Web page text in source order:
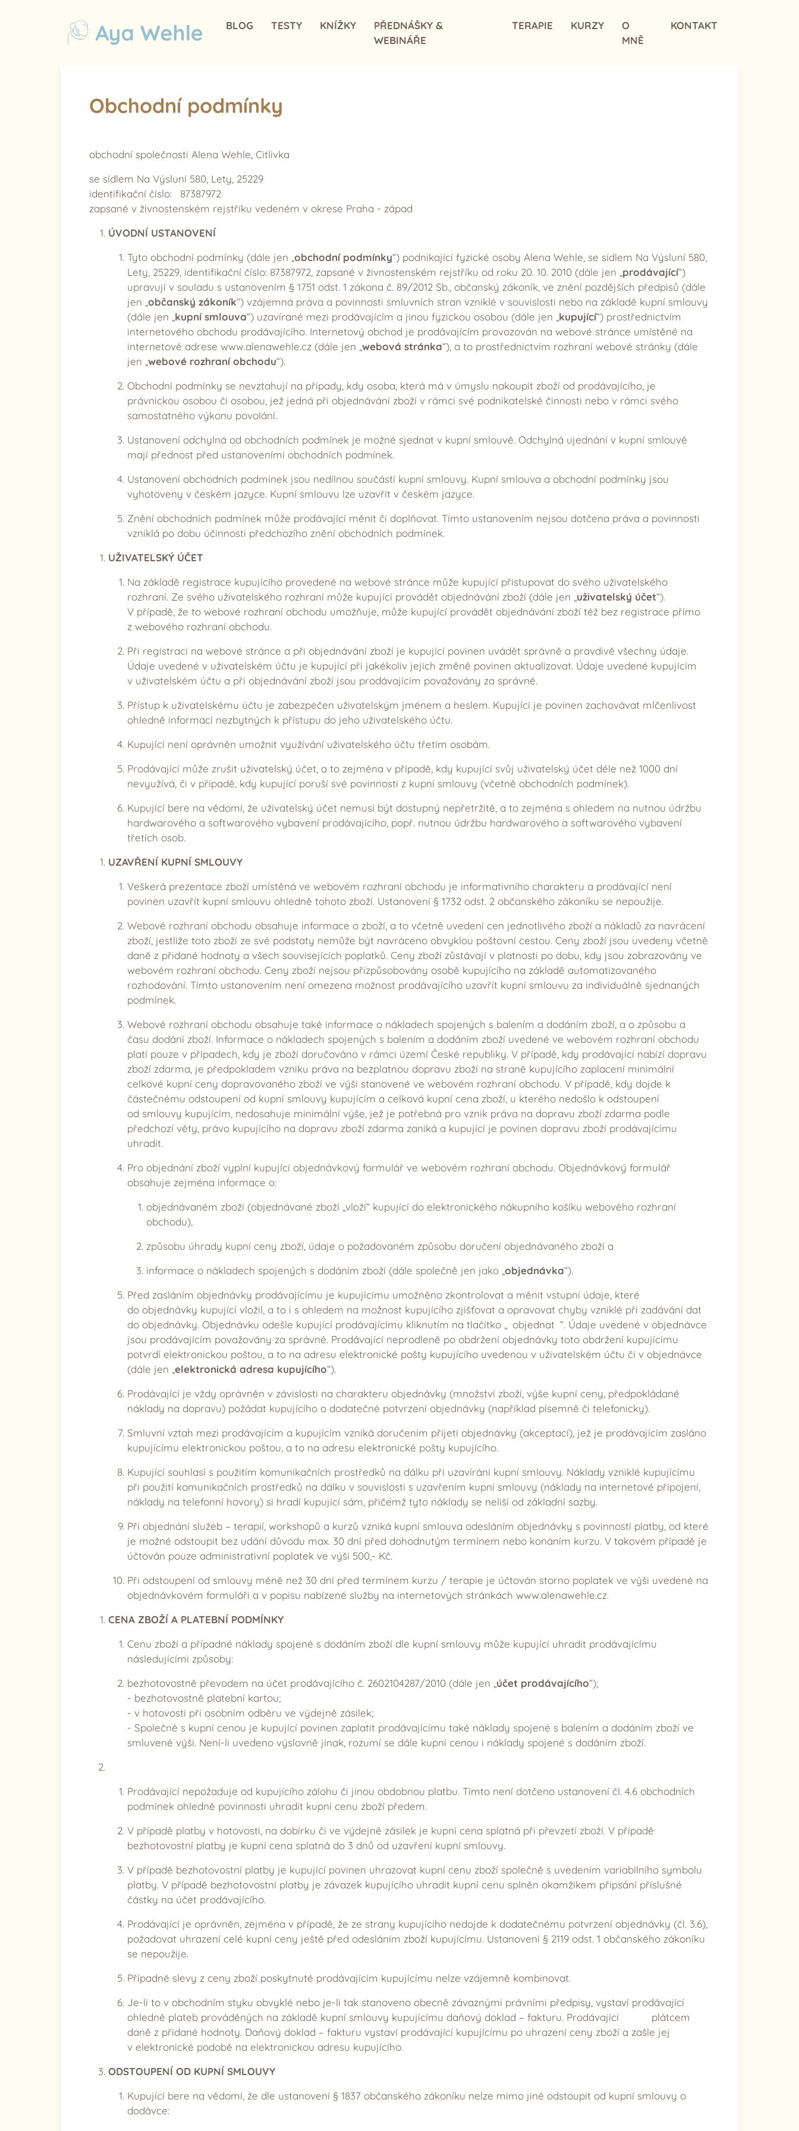
BLOG TESTY KNÍŽKY
PŘEDNÁŠKY &
WEBINÁŘE
TERAPIE KURZY
O
MNĚ
KONTAKT
Obchodní podmínky
obchodní společnosti Alena Wehle, Citlivka
se sídlem Na Výsluní 580, Lety, 25229
identifikační číslo: 87387972
zapsané v živnostenském rejstříku vedeném v okrese Praha - západ
ÚVODNÍ USTANOVENÍ
Tyto obchodní podmínky (dále jen „ obchodní podmínky“) podnikající fyzické osoby Alena Wehle, se sídlem Na Výsluní 580,
Lety, 25229, identifikační číslo: 87387972, zapsané v živnostenském rejstříku od roku 20. 10. 2010 (dále jen „ prodávající“)
upravují v souladu s ustanovením § 1751 odst. 1 zákona č. 89/2012 Sb., občanský zákoník, ve znění pozdějších předpisů (dále
jen „ občanský zákoník“) vzájemná práva a povinnosti smluvních stran vzniklé v souvislosti nebo na základě kupní smlouvy
(dále jen „ kupní smlouva“) uzavírané mezi prodávajícím a jinou fyzickou osobou (dále jen „ kupující“) prostřednictvím
internetového obchodu prodávajícího. Internetový obchod je prodávajícím provozován na webové stránce umístěné na
internetové adrese www.alenawehle.cz (dále jen „ webová stránka“), a to prostřednictvím rozhraní webové stránky (dále
jen „ webové rozhraní obchodu“).
Obchodní podmínky se nevztahují na případy, kdy osoba, která má v úmyslu nakoupit zboží od prodávajícího, je
právnickou osobou či osobou, jež jedná při objednávání zboží v rámci své podnikatelské činnosti nebo v rámci svého
samostatného výkonu povolání.
Ustanovení odchylná od obchodních podmínek je možné sjednat v kupní smlouvě. Odchylná ujednání v kupní smlouvě
mají přednost před ustanoveními obchodních podmínek.
Ustanovení obchodních podmínek jsou nedílnou součástí kupní smlouvy. Kupní smlouva a obchodní podmínky jsou
vyhotoveny v českém jazyce. Kupní smlouvu lze uzavřít v českém jazyce.
Znění obchodních podmínek může prodávající měnit či doplňovat. Tímto ustanovením nejsou dotčena práva a povinnosti
vzniklá po dobu účinnosti předchozího znění obchodních podmínek.
UŽIVATELSKÝ ÚČET
Na základě registrace kupujícího provedené na webové stránce může kupující přistupovat do svého uživatelského
rozhraní. Ze svého uživatelského rozhraní může kupující provádět objednávání zboží (dále jen „ uživatelský účet“).
V případě, že to webové rozhraní obchodu umožňuje, může kupující provádět objednávání zboží též bez registrace přímo
z webového rozhraní obchodu.
Při registraci na webové stránce a při objednávání zboží je kupující povinen uvádět správně a pravdivě všechny údaje.
Údaje uvedené v uživatelském účtu je kupující při jakékoliv jejich změně povinen aktualizovat. Údaje uvedené kupujícím
v uživatelském účtu a při objednávání zboží jsou prodávajícím považovány za správné.
Přístup k uživatelskému účtu je zabezpečen uživatelským jménem a heslem. Kupující je povinen zachovávat mlčenlivost
ohledně informací nezbytných k přístupu do jeho uživatelského účtu.
Kupující není oprávněn umožnit využívání uživatelského účtu třetím osobám.
Prodávající může zrušit uživatelský účet, a to zejména v případě, kdy kupující svůj uživatelský účet déle než 1000 dní
nevyužívá, či v případě, kdy kupující poruší své povinnosti z kupní smlouvy (včetně obchodních podmínek).
Kupující bere na vědomí, že uživatelský účet nemusí být dostupný nepřetržitě, a to zejména s ohledem na nutnou údržbu
hardwarového a softwarového vybavení prodávajícího, popř. nutnou údržbu hardwarového a softwarového vybavení
třetích osob.
UZAVŘENÍ KUPNÍ SMLOUVY
Veškerá prezentace zboží umístěná ve webovém rozhraní obchodu je informativního charakteru a prodávající není
povinen uzavřít kupní smlouvu ohledně tohoto zboží. Ustanovení § 1732 odst. 2 občanského zákoníku se nepoužije.
Webové rozhraní obchodu obsahuje informace o zboží, a to včetně uvedení cen jednotlivého zboží a nákladů za navrácení
zboží, jestliže toto zboží ze své podstaty nemůže být navráceno obvyklou poštovní cestou. Ceny zboží jsou uvedeny včetně
daně z přidané hodnoty a všech souvisejících poplatků. Ceny zboží zůstávají v platnosti po dobu, kdy jsou zobrazovány ve
webovém rozhraní obchodu. Ceny zboží nejsou přizpůsobovány osobě kupujícího na základě automatizovaného
rozhodování. Tímto ustanovením není omezena možnost prodávajícího uzavřít kupní smlouvu za individuálně sjednaných
podmínek.
Webové rozhraní obchodu obsahuje také informace o nákladech spojených s balením a dodáním zboží, a o způsobu a
času dodání zboží. Informace o nákladech spojených s balením a dodáním zboží uvedené ve webovém rozhraní obchodu
platí pouze v případech, kdy je zboží doručováno v rámci území České republiky. V případě, kdy prodávající nabízí dopravu
zboží zdarma, je předpokladem vzniku práva na bezplatnou dopravu zboží na straně kupujícího zaplacení minimální
celkové kupní ceny dopravovaného zboží ve výši stanovené ve webovém rozhraní obchodu. V případě, kdy dojde k
částečnému odstoupení od kupní smlouvy kupujícím a celková kupní cena zboží, u kterého nedošlo k odstoupení
od smlouvy kupujícím, nedosahuje minimální výše, jež je potřebná pro vznik práva na dopravu zboží zdarma podle
předchozí věty, právo kupujícího na dopravu zboží zdarma zaniká a kupující je povinen dopravu zboží prodávajícímu
uhradit.
Pro objednání zboží vyplní kupující objednávkový formulář ve webovém rozhraní obchodu. Objednávkový formulář
obsahuje zejména informace o:
objednávaném zboží (objednávané zboží „vloží“ kupující do elektronického nákupního košíku webového rozhraní
obchodu),
způsobu úhrady kupní ceny zboží, údaje o požadovaném způsobu doručení objednávaného zboží a
informace o nákladech spojených s dodáním zboží (dále společně jen jako „ objednávka“).
Před zasláním objednávky prodávajícímu je kupujícímu umožněno zkontrolovat a měnit vstupní údaje, které
do objednávky kupující vložil, a to i s ohledem na možnost kupujícího zjišťovat a opravovat chyby vzniklé při zadávání dat
do objednávky. Objednávku odešle kupující prodávajícímu kliknutím na tlačítko „ objednat “. Údaje uvedené v objednávce
jsou prodávajícím považovány za správné. Prodávající neprodleně po obdržení objednávky toto obdržení kupujícímu
potvrdí elektronickou poštou, a to na adresu elektronické pošty kupujícího uvedenou v uživatelském účtu či v objednávce
(dále jen „ elektronická adresa kupujícího“).
Prodávající je vždy oprávněn v závislosti na charakteru objednávky (množství zboží, výše kupní ceny, předpokládané
náklady na dopravu) požádat kupujícího o dodatečné potvrzení objednávky (například písemně či telefonicky).
Smluvní vztah mezi prodávajícím a kupujícím vzniká doručením přijetí objednávky (akceptací), jež je prodávajícím zasláno
kupujícímu elektronickou poštou, a to na adresu elektronické pošty kupujícího.
Kupující souhlasí s použitím komunikačních prostředků na dálku při uzavírání kupní smlouvy. Náklady vzniklé kupujícímu
při použití komunikačních prostředků na dálku v souvislosti s uzavřením kupní smlouvy (náklady na internetové připojení,
náklady na telefonní hovory) si hradí kupující sám, přičemž tyto náklady se neliší od základní sazby.
Při objednání služeb – terapií, workshopů a kurzů vzniká kupní smlouva odesláním objednávky s povinností platby, od které
je možné odstoupit bez udání důvodu max. 30 dní před dohodnutým termínem nebo konáním kurzu. V takovém případě je
účtován pouze administrativní poplatek ve výši 500,- Kč.
Při odstoupení od smlouvy méně než 30 dní před termínem kurzu / terapie je účtován storno poplatek ve výši uvedené na
objednávkovém formuláři a v popisu nabízené služby na internetových stránkách www.alenawehle.cz.
CENA ZBOŽÍ A PLATEBNÍ PODMÍNKY
Cenu zboží a případné náklady spojené s dodáním zboží dle kupní smlouvy může kupující uhradit prodávajícímu
následujícími způsoby:
bezhotovostně převodem na účet prodávajícího č. 2602104287/2010 (dále jen „ účet prodávajícího“);
- bezhotovostně platební kartou;
- v hotovosti při osobním odběru ve výdejně zásilek;
- Společně s kupní cenou je kupující povinen zaplatit prodávajícímu také náklady spojené s balením a dodáním zboží ve
smluvené výši. Není-li uvedeno výslovně jinak, rozumí se dále kupní cenou i náklady spojené s dodáním zboží.
Prodávající nepožaduje od kupujícího zálohu či jinou obdobnou platbu. Tímto není dotčeno ustanovení čl. 4.6 obchodních
podmínek ohledně povinnosti uhradit kupní cenu zboží předem.
V případě platby v hotovosti, na dobírku či ve výdejně zásilek je kupní cena splatná při převzetí zboží. V případě
bezhotovostní platby je kupní cena splatná do 3 dnů od uzavření kupní smlouvy.
V případě bezhotovostní platby je kupující povinen uhrazovat kupní cenu zboží společně s uvedením variabilního symbolu
platby. V případě bezhotovostní platby je závazek kupujícího uhradit kupní cenu splněn okamžikem připsání příslušné
částky na účet prodávajícího.
Prodávající je oprávněn, zejména v případě, že ze strany kupujícího nedojde k dodatečnému potvrzení objednávky (čl. 3.6),
požadovat uhrazení celé kupní ceny ještě před odesláním zboží kupujícímu. Ustanovení § 2119 odst. 1 občanského zákoníku
se nepoužije.
Případné slevy z ceny zboží poskytnuté prodávajícím kupujícímu nelze vzájemně kombinovat.
Je-li to v obchodním styku obvyklé nebo je-li tak stanoveno obecně závaznými právními předpisy, vystaví prodávající
ohledně plateb prováděných na základě kupní smlouvy kupujícímu daňový doklad – fakturu. Prodávající plátcem
daně z přidané hodnoty. Daňový doklad – fakturu vystaví prodávající kupujícímu po uhrazení ceny zboží a zašle jej
v elektronické podobě na elektronickou adresu kupujícího.
ODSTOUPENÍ OD KUPNÍ SMLOUVY
Kupující bere na vědomí, že dle ustanovení § 1837 občanského zákoníku nelze mimo jiné odstoupit od kupní smlouvy o
dodávce: